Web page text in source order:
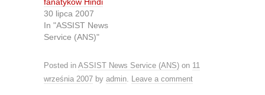
n
e
w
w
i
o
w
)
n
e
w
w
d
o
w
)
30 lipca 2007
In "ASSIST News
Service (ANS)"
Posted in ASSIST News Service (ANS) on 11
września 2007 by admin. Leave a comment